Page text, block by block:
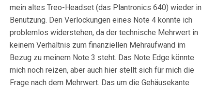
mein altes Treo-Headset (das Plantronics 640) wieder in
Benutzung. Den Verlockungen eines Note 4 konnte ich
problemlos widerstehen, da der technische Mehrwert in
keinem Verhältnis zum finanziellen Mehraufwand im
Bezug zu meinem Note 3 steht. Das Note Edge könnte
mich noch reizen, aber auch hier stellt sich für mich die
Frage nach dem Mehrwert. Das um die Gehäusekante